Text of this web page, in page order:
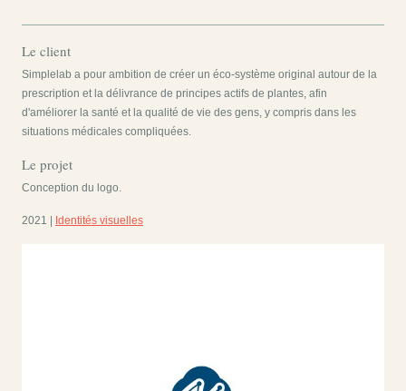
Le client
Simplelab a pour ambition de créer un éco-système original autour de la
prescription et la délivrance de principes actifs de plantes, afin
d'améliorer la santé et la qualité de vie des gens, y compris dans les
situations médicales compliquées.
Le projet
Conception du logo.
2021 | Identités visuelles